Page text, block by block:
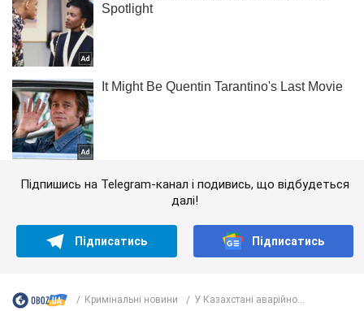
Підпишись на Telegram-канал і подивись, що відбудеться
далі!
Підписатись Підписатись
Кримінальні новини У Казахстані аварійно...